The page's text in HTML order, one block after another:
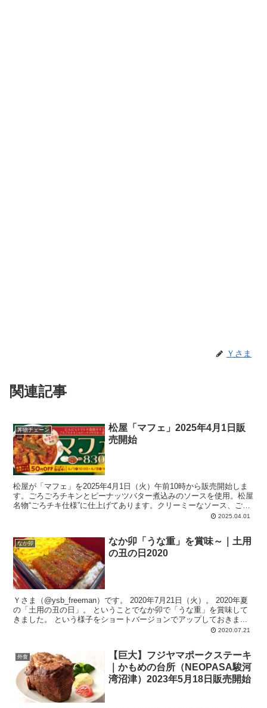
Ｙさま
関連記事
丼物チェーン
松屋「マフェ」2025年4月1日販
売開始
松屋が「マフェ」を2025年4月1日（火）午前10時から販売開始しま
す。ごろごろチキンとピーナッツバター煮込みのソースを使用。松屋
名物“ごろチキ仕様”に仕上げてあります。クリーミーなソース、ごろ
2025.04.01
なか卯
なか卯「うな重」を賞味～｜土用
の丑の日2020
Ｙさま（@ysb_freeman）です。 2020年7月21日（火）。 2020年夏
の「土用の丑の日」。 ということでなか卯で「うな重」を賞味して
きました。 という様子をショートバージョンでアップしておきま...
2020.07.21
外食
【巨大】フジヤマポークステーキ
｜かもめの台所（NEOPASA駿河
湾沼津）2023年5月18日販売開始